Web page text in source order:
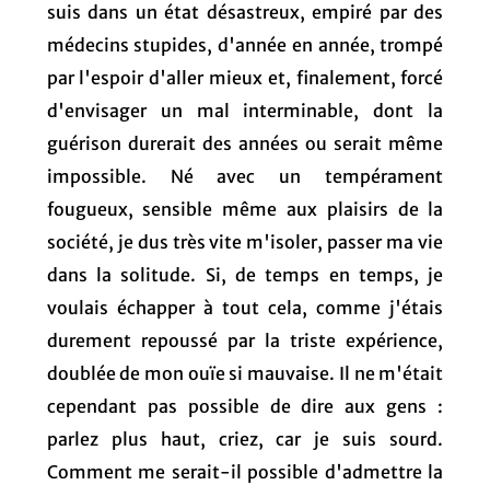
suis dans un état désastreux, empiré par des
médecins stupides, d'année en année, trompé
par l'espoir d'aller mieux et, finalement, forcé
d'envisager un mal interminable, dont la
guérison durerait des années ou serait même
impossible. Né avec un tempérament
fougueux, sensible même aux plaisirs de la
société, je dus très vite m'isoler, passer ma vie
dans la solitude. Si, de temps en temps, je
voulais échapper à tout cela, comme j'étais
durement repoussé par la triste expérience,
doublée de mon ouïe si mauvaise. Il ne m'était
cependant pas possible de dire aux gens :
parlez plus haut, criez, car je suis sourd.
Comment me serait-il possible d'admettre la